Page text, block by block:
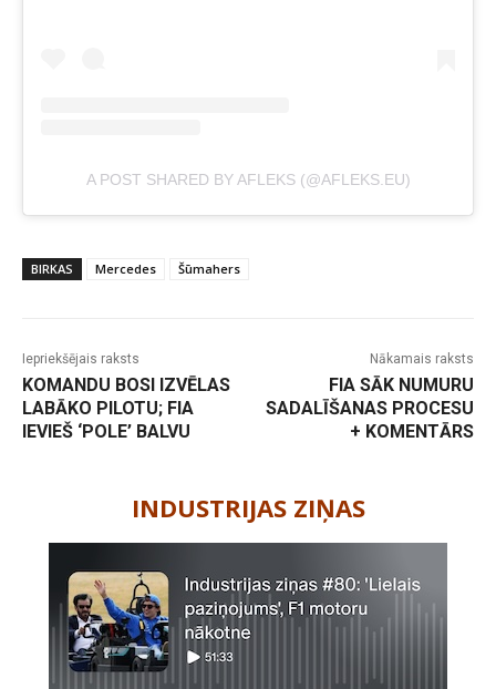
A POST SHARED BY AFLEKS (@AFLEKS.EU)
BIRKAS Mercedes Šūmahers
Iepriekšējais raksts
KOMANDU BOSI IZVĒLAS
LABĀKO PILOTU; FIA
IEVIEŠ ‘POLE’ BALVU
Nākamais raksts
FIA SĀK NUMURU
SADALĪŠANAS PROCESU
+ KOMENTĀRS
INDUSTRIJAS ZIŅAS